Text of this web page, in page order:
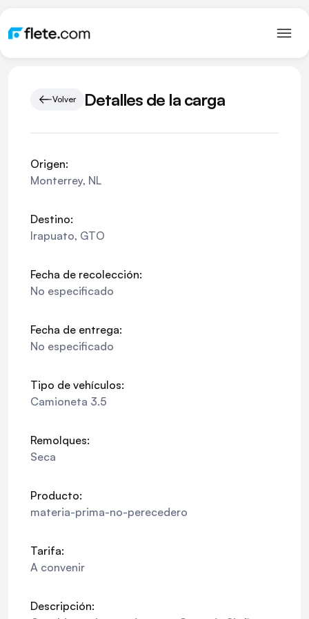
Volver Detalles de la carga
Origen:
Monterrey, NL
Destino:
Irapuato, GTO
Fecha de recolección:
No especificado
Fecha de entrega:
No especificado
Tipo de vehículos:
Camioneta 3.5
Remolques:
Seca
Producto:
materia-prima-no-perecedero
Tarifa:
A convenir
Descripción: